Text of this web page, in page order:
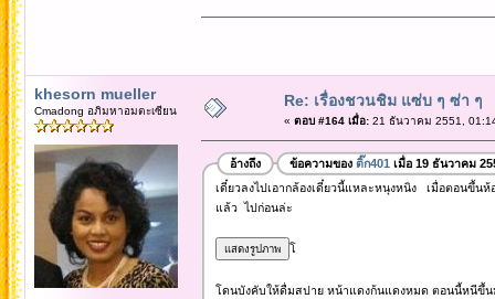
khesorn mueller
Cmadong อภิมหาอมตะเซียน
Re: เรื่องชวนชิม แซ่บ ๆ ซ่า ๆ
« ตอบ #164 เมื่อ:21 ธันวาคม 2551,
อ้างถึง ข้อความของ ติ๊ก401 เมื่อ 19 ธันวาคม
เดี๋ยวลงไปเอากล้องเดี๋ยวนี้แหละหนุงหนิง เมื่อตอนขึ้น
แล้ว ไปก่อนล่ะ
โ
โดนบังคับให้ดื่มสปาย หน้าแดงก้นแดงหมด ตอนนี้หนีขึ้น